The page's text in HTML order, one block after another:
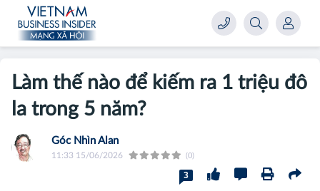
Làm thế nào để kiếm ra 1 triệu đô
la trong 5 năm?
Góc Nhìn Alan
11:33 15/06/2026 (0)
3